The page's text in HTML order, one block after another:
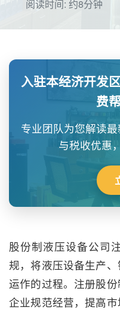
阅读时间: 约8分钟
入驻本经济开发
费
专业团队为您解读
与税收优惠
股份制液压设备公司
规，将液压设备生产
运作的过程。注册股
企业规范经营，提高